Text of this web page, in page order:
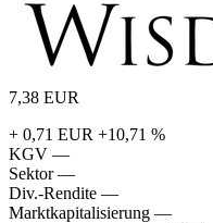
7,38 EUR
+ 0,71 EUR +10,71 %
KGV —
Sektor —
Div.-Rendite —
Marktkapitalisierung —